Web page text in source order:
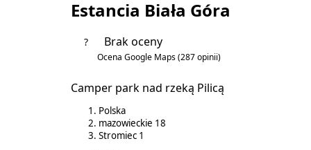
Estancia Biała Góra
? Brak oceny
Ocena Google Maps(287 opinii)
Camper park nad rzeką Pilicą
Polska
mazowieckie 18
Stromiec 1